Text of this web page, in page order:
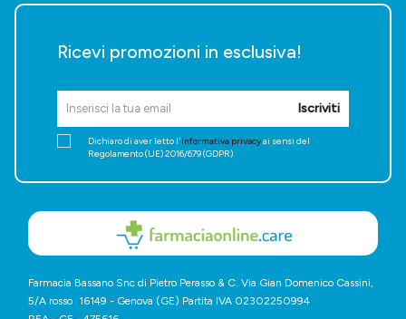
Ricevi promozioni in esclusiva!
Iscriviti
Dichiaro di aver letto l'informativa privacyai sensi del
Regolamento (UE) 2016/679 (GDPR).
Farmacia Bassano Snc di Pietro Perasso & C. Via Gian Domenico Cassini,
5/A rosso 16149 - Genova (GE) Partita IVA 02302250994